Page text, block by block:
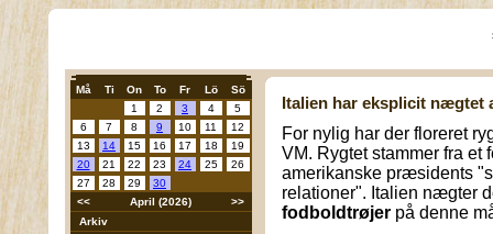
Må Ti On To Fr Lö
Sö
1
2 3 4
5
6
7 8 9 10 11
12
13
14 15 16 17 18
19
20
21 22 23 24 25
26
27
28 29
30
<<
April (2026)
>>
Arkiv
Italien har eksplicit nægtet
For nylig har der floreret
VM. Rygtet stammer fra et
amerikanske præsidents
relationer". Italien nægter
fodboldtrøjer på denne